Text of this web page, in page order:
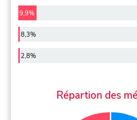
9,9%
8,3%
2,8%
Répartion des